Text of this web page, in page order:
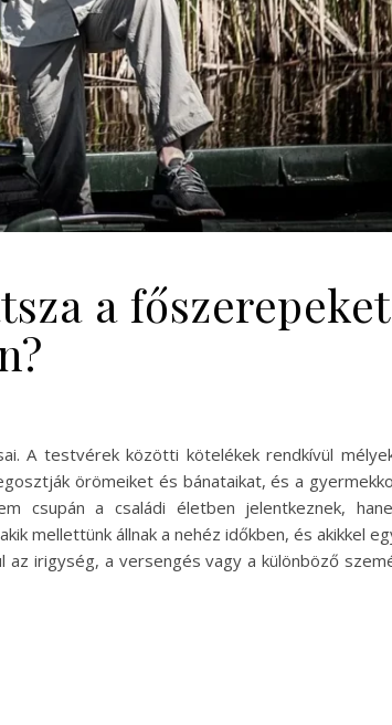
a
A testvérek közötti kötelékek rendkívül
örömeiket és bánataikat, és a
csupán a családi életben jelentkeznek,
mellettünk állnak a nehéz időkben, és akikkel
az irigység, a versengés vagy a különböző